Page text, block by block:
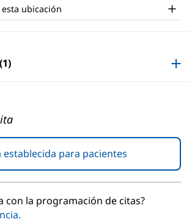
ubicación
establecida para pacientes
abre
en
una
ventana
con la programación de citas?